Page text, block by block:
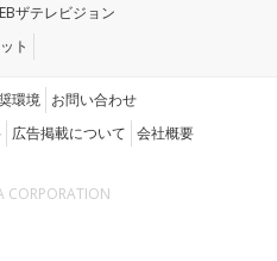
ザテレビジョン
ト
環境 お問い合わせ
広告掲載について 会社概要
CORPORATION